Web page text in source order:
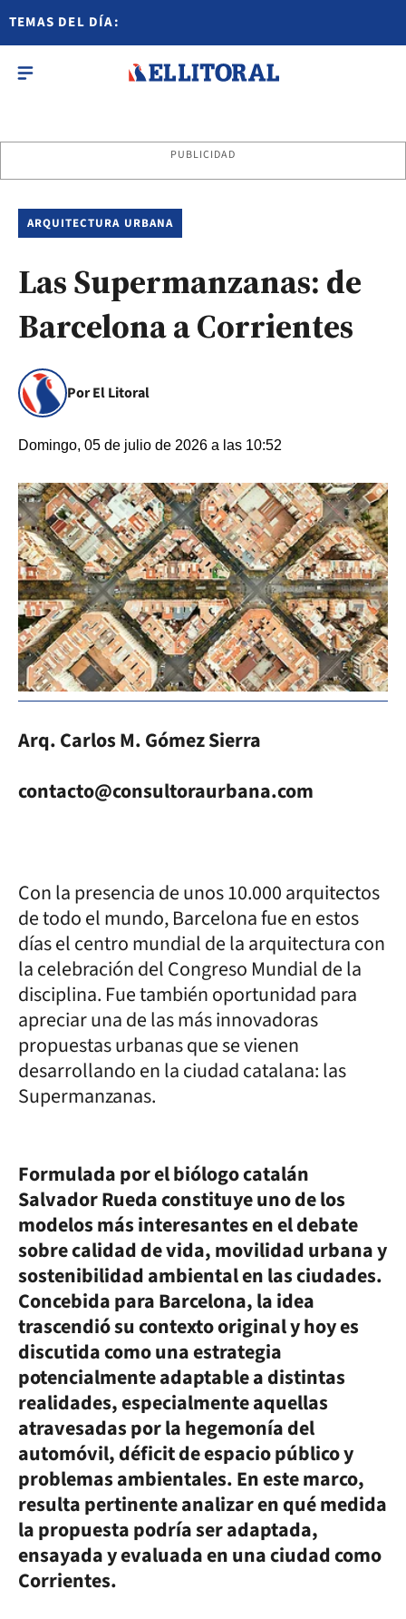
TEMAS DEL DÍA:
PUBLICIDAD
ARQUITECTURA URBANA
Las Supermanzanas: de
Barcelona a Corrientes
Por El Litoral
Domingo, 05 de julio de 2026 a las 10:52
Arq. Carlos M. Gómez Sierra
contacto@consultoraurbana.com
Con la presencia de unos 10.000 arquitectos
de todo el mundo, Barcelona fue en estos
días el centro mundial de la arquitectura con
la celebración del Congreso Mundial de la
disciplina. Fue también oportunidad para
apreciar una de las más innovadoras
propuestas urbanas que se vienen
desarrollando en la ciudad catalana: las
Supermanzanas.
Formulada por el biólogo catalán
Salvador Rueda constituye uno de los
modelos más interesantes en el debate
sobre calidad de vida, movilidad urbana y
sostenibilidad ambiental en las ciudades.
Concebida para Barcelona, la idea
trascendió su contexto original y hoy es
discutida como una estrategia
potencialmente adaptable a distintas
realidades, especialmente aquellas
atravesadas por la hegemonía del
automóvil, déficit de espacio público y
problemas ambientales. En este marco,
resulta pertinente analizar en qué medida
la propuesta podría ser adaptada,
ensayada y evaluada en una ciudad como
Corrientes.